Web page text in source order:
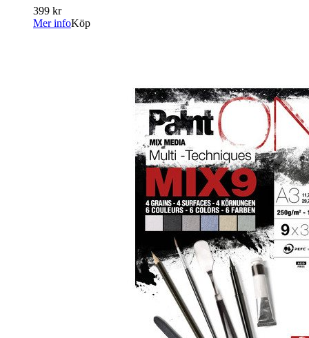
399 kr
Mer infoKöp